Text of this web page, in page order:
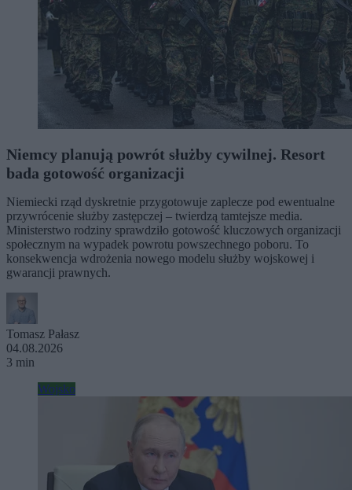
Niemcy planują powrót służby cywilnej. Resort
bada gotowość organizacji
Niemiecki rząd dyskretnie przygotowuje zaplecze pod ewentualne
przywrócenie służby zastępczej – twierdzą tamtejsze media.
Ministerstwo rodziny sprawdziło gotowość kluczowych organizacji
społecznym na wypadek powrotu powszechnego poboru. To
konsekwencja wdrożenia nowego modelu służby wojskowej i
gwarancji prawnych.
Tomasz Pałasz
04.08.2026
3 min
Wojsko